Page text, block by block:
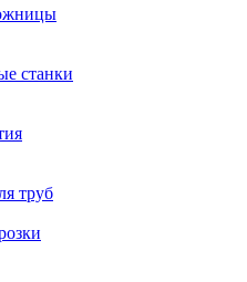
станки
труб